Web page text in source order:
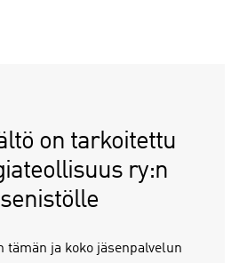
on tarkoitettu
ry:n
tämän ja koko jäsenpalvelun